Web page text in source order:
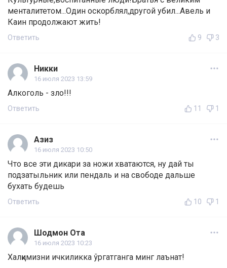
менталитетом...Один оскорблял,другой убил...Авель и
Каин продолжают жить!
Ответить 9 3
Никки
16 июля 2023 13:59
Алкоголь - зло!!!
Ответить 11 1
Азиз
16 июля 2023 10:50
Что все эти дикари за ножи хватаются, ну дай ты
подзатыльник или пендаль и на свободе дальше
бухать будешь
Ответить 10 1
Шодмон Ота
16 июля 2023 10:23
Халқимизни ичкиликка ўргатганга минг лаънат!